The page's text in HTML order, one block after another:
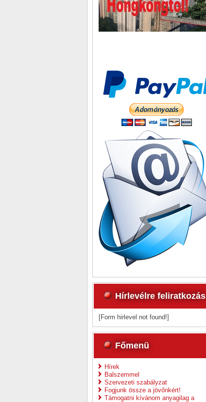
Hírlevélre feliratkozás
[Form hirlevel not found!]
Főmenü
Hírek
Balszemmel
Szervezeti szabályzat
Fogjunk össze a jövőnkért!
Támogatni kívánom anyagilag a